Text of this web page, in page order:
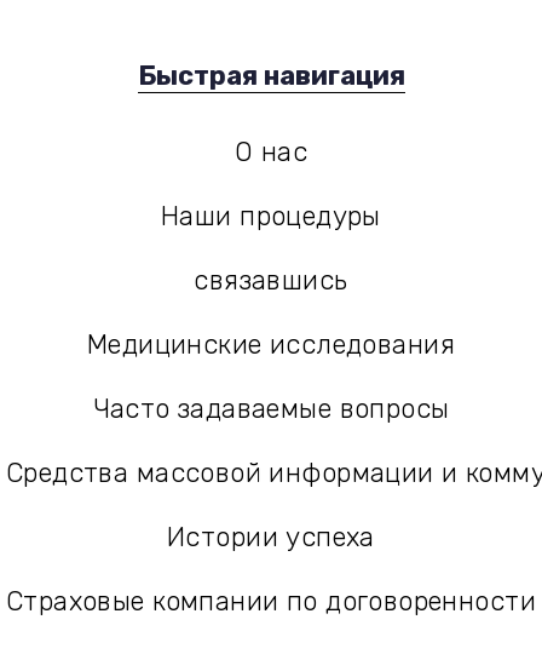
Быстрая навигация
О нас
Наши процедуры
связавшись
Медицинские исследования
Часто задаваемые вопросы
Средства массовой информации и
Истории успеха
Страховые компании по договоренности